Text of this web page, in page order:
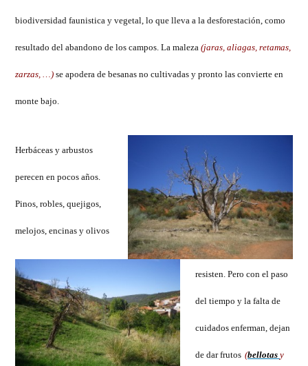
biodiversidad faunistica y vegetal, lo que lleva a la desforestación, como
resultado del abandono de los campos. La maleza(jaras, aliagas, retamas,
zarzas, …)se apodera de besanas no cultivadas y pronto las convierte en
monte bajo.
Herbáceas y arbustos
perecen en pocos años.
Pinos, robles, quejigos,
melojos, encinas y olivos
resisten. Pero con el paso
del tiempo y la falta de
cuidados enferman, dejan
de dar frutos (bellotasy